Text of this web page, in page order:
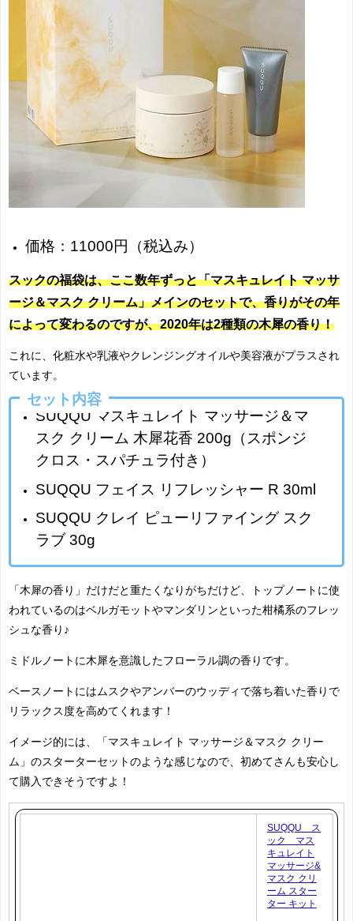
価格：11000円（税込み）
スックの福袋は、ここ数年ずっと「マスキュレイト マッサ
ージ＆マスク クリーム」メインのセットで、香りがその年
によって変わるのですが、2020年は2種類の木犀の香り！
これに、化粧水や乳液やクレンジングオイルや美容液がプラスされ
ています。
セット内容
SUQQU マスキュレイト マッサージ＆マ
スク クリーム 木犀花香 200g（スポンジ
クロス・スパチュラ付き）
SUQQU フェイス リフレッシャー R 30ml
SUQQU クレイ ピューリファイング スク
ラブ 30g
「木犀の香り」だけだと重たくなりがちだけど、トップノートに使
われているのはベルガモットやマンダリンといった柑橘系のフレッ
シュな香り♪
ミドルノートに木犀を意識したフローラル調の香りです。
ベースノートにはムスクやアンバーのウッディで落ち着いた香りで
リラックス度を高めてくれます！
イメージ的には、「マスキュレイト マッサージ＆マスク クリー
ム」のスターターセットのような感じなので、初めてさんも安心し
て購入できそうですよ！
SUQQU ス
ック マス
キュレイト
マッサージ&
マスク クリ
ーム スター
ター キット